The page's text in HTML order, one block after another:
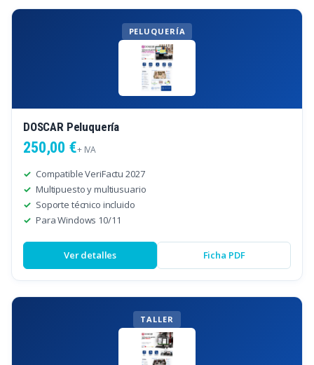
PELUQUERÍA
DOSCAR Peluquería
250,00 €+ IVA
Compatible VeriFactu 2027
Multipuesto y multiusuario
Soporte técnico incluido
Para Windows 10/11
Ver detalles Ficha PDF
TALLER